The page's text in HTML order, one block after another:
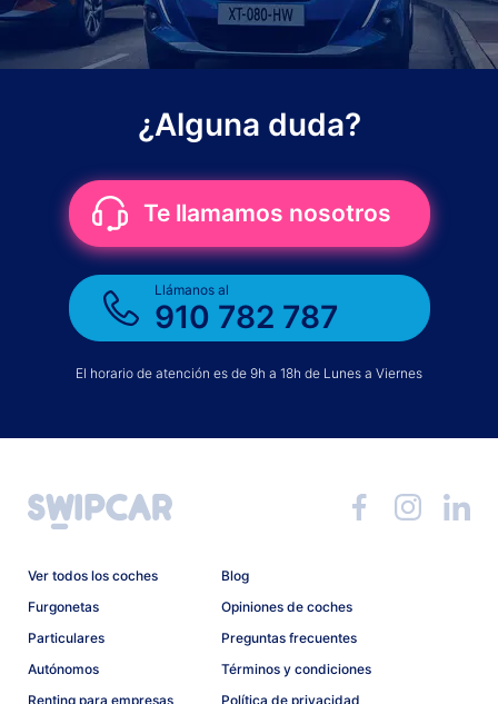
¿Alguna duda?
Te llamamos nosotros
Llámanos al
910 782 787
El horario de atención es de 9h a 18h de Lunes a Viernes
Ver todos los coches
Furgonetas
Particulares
Autónomos
Renting para empresas
Blog
Opiniones de coches
Preguntas frecuentes
Términos y condiciones
Política de privacidad